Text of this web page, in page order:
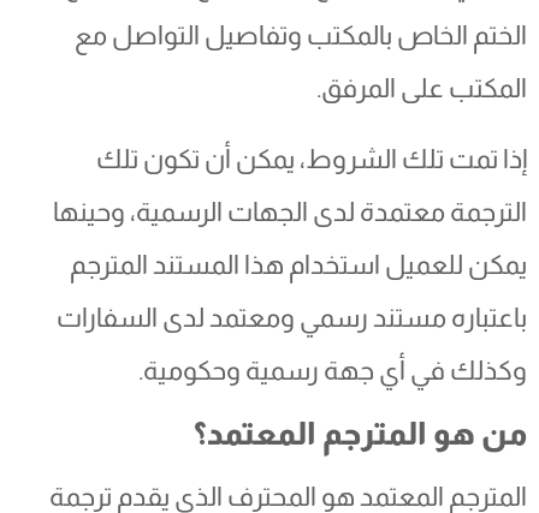
الختم الخاص بالمكتب وتفاصيل التواصل مع
المكتب على المرفق.
إذا تمت تلك الشروط، يمكن أن تكون تلك
الترجمة معتمدة لدى الجهات الرسمية، وحينها
يمكن للعميل استخدام هذا المستند المترجم
باعتباره مستند رسمي ومعتمد لدى السفارات
وكذلك في أي جهة رسمية وحكومية.
من هو المترجم المعتمد؟
المترجم المعتمد هو المحترف الذي يقدم ترجمة